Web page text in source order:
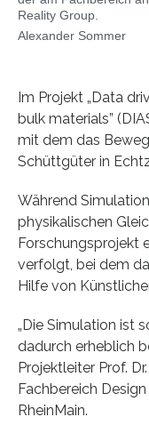
Reality Group.
Alexander Sommer
Im Projekt „Data
bulk materials”
mit dem das
Schüttgüter in
Während
physikalischen
Forschungsprojekt
verfolgt, bei dem
Hilfe von
„Die Simulation ist
dadurch erheblich
Projektleiter Prof.
Fachbereich
RheinMain.